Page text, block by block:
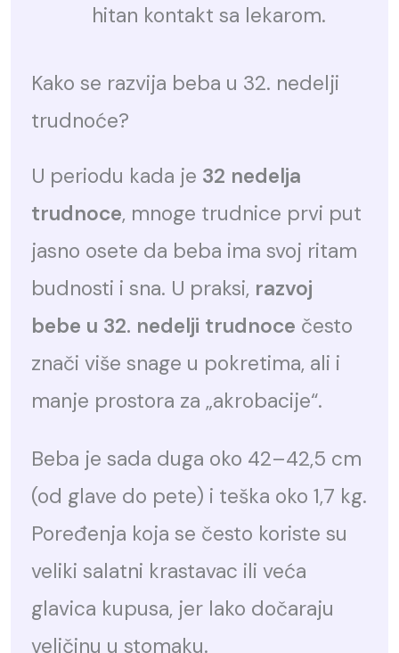
hitan kontakt sa lekarom.
Kako se razvija beba u 32. nedelji
trudnoće?
U periodu kada je 32 nedelja
trudnoce, mnoge trudnice prvi put
jasno osete da beba ima svoj ritam
budnosti i sna. U praksi, razvoj
bebe u 32. nedelji trudnoce često
znači više snage u pokretima, ali i
manje prostora za „akrobacije“.
Beba je sada duga oko 42–42,5 cm
(od glave do pete) i teška oko 1,7 kg.
Poređenja koja se često koriste su
veliki salatni krastavac ili veća
glavica kupusa, jer lako dočaraju
veličinu u stomaku.